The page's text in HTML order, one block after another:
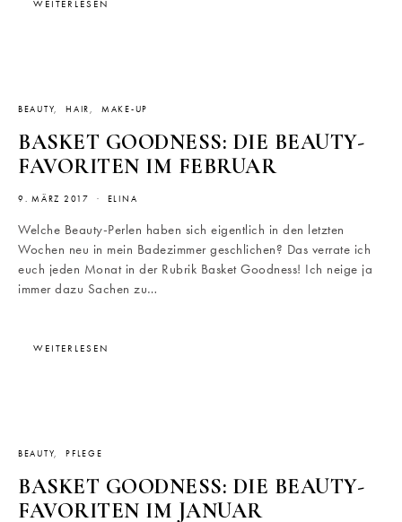
WEITERLESEN
BEAUTY HAIR MAKE-UP
BASKET GOODNESS: DIE BEAUTY-
FAVORITEN IM FEBRUAR
9. MÄRZ 2017 ELINA
Welche Beauty-Perlen haben sich eigentlich in den letzten
Wochen neu in mein Badezimmer geschlichen? Das verrate ich
euch jeden Monat in der Rubrik Basket Goodness! Ich neige ja
immer dazu Sachen zu…
WEITERLESEN
BEAUTY PFLEGE
BASKET GOODNESS: DIE BEAUTY-
FAVORITEN IM JANUAR